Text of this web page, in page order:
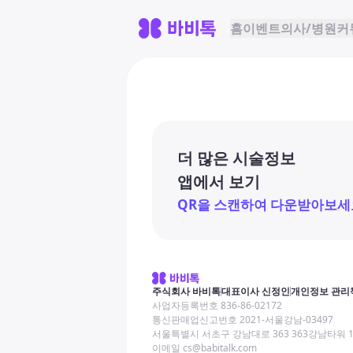
홈이벤트의사/병원커
더 많은 시술정보
앱에서 보기
QR을 스캔하여 다운받아보세
주식회사 바비톡대표이사 신정인개인정보 관리
사업자등록번호 836-86-02172
통신판매업신고번호 2021-서울강남-03497
서울특별시 서초구 강남대로 363 363강남타워
이메일 cs@babitalk.com